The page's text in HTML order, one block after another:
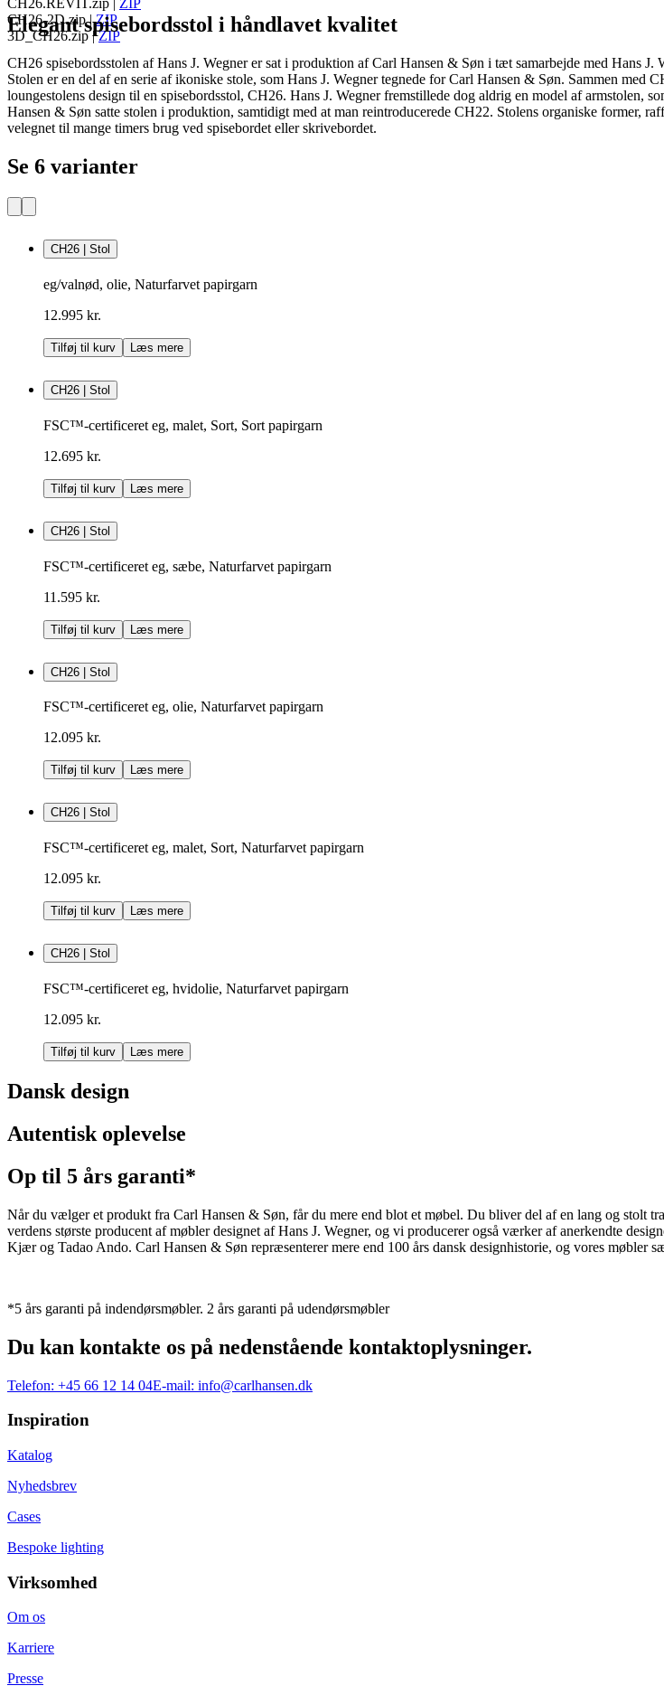
CH26-2D.zip|ZIP
3D_CH26.zip|ZIP
Elegant spisebordsstol i håndlavet kvalitet
CH26 spisebordsstolen af Hans J. Wegner er sat i produktion af Carl Hansen & Søn i tæt samarbejde med Hans J.
Stolen er en del af en serie af ikoniske stole, som Hans J. Wegner tegnede for Carl Hansen & Søn. Sammen med
loungestolens design til en spisebordsstol, CH26. Hans J. Wegner fremstillede dog aldrig en model af armstolen,
Hansen & Søn satte stolen i produktion, samtidigt med at man reintroducerede CH22. Stolens organiske former,
velegnet til mange timers brug ved spisebordet eller skrivebordet.
Se 6 varianter
CH26 | Stol
eg/valnød, olie, Naturfarvet papirgarn
12.995 kr.
Tilføj til kurv Læs mere
CH26 | Stol
FSC™-certificeret eg, malet, Sort, Sort papirgarn
12.695 kr.
Tilføj til kurv Læs mere
CH26 | Stol
FSC™-certificeret eg, sæbe, Naturfarvet papirgarn
11.595 kr.
Tilføj til kurv Læs mere
CH26 | Stol
FSC™-certificeret eg, olie, Naturfarvet papirgarn
12.095 kr.
Tilføj til kurv Læs mere
CH26 | Stol
FSC™-certificeret eg, malet, Sort, Naturfarvet papirgarn
12.095 kr.
Tilføj til kurv Læs mere
CH26 | Stol
FSC™-certificeret eg, hvidolie, Naturfarvet papirgarn
12.095 kr.
Tilføj til kurv Læs mere
Dansk design
Autentisk oplevelse
Op til 5 års garanti*
Når du vælger et produkt fra Carl Hansen & Søn, får du mere end blot et møbel. Du bliver del af en lang og
verdens største producent af møbler designet af Hans J. Wegner, og vi producerer også værker af anerkendte
Kjær og Tadao Ando. Carl Hansen & Søn repræsenterer mere end 100 års dansk designhistorie, og vores møbler
*5 års garanti på indendørsmøbler. 2 års garanti på udendørsmøbler
Du kan kontakte os på nedenstående kontaktoplysninger.
Telefon: +45 66 12 14 04E-mail: info@carlhansen.dk
Inspiration
Katalog
Nyhedsbrev
Cases
Bespoke lighting
Virksomhed
Om os
Karriere
Presse